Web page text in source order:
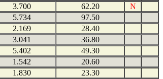
3.700 62.20
N
5.734
97.50
2.169
28.40
3.041
36.80
5.402
49.30
1.542
20.60
1.830
23.30